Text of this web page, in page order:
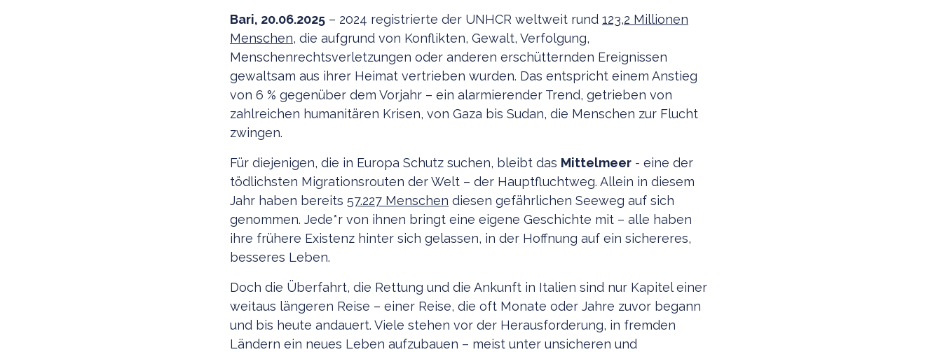
Bari, 20.06.2025 – 2024 registrierte der UNHCR weltweit rund 123,2 Millionen
Menschen, die aufgrund von Konflikten, Gewalt, Verfolgung,
Menschenrechtsverletzungen oder anderen erschütternden Ereignissen
gewaltsam aus ihrer Heimat vertrieben wurden. Das entspricht einem Anstieg
von 6 % gegenüber dem Vorjahr – ein alarmierender Trend, getrieben von
zahlreichen humanitären Krisen, von Gaza bis Sudan, die Menschen zur Flucht
zwingen.
Für diejenigen, die in Europa Schutz suchen, bleibt das Mittelmeer - eine der
tödlichsten Migrationsrouten der Welt – der Hauptfluchtweg. Allein in diesem
Jahr haben bereits 57.227 Menschen diesen gefährlichen Seeweg auf sich
genommen. Jede*r von ihnen bringt eine eigene Geschichte mit – alle haben
ihre frühere Existenz hinter sich gelassen, in der Hoffnung auf ein sichereres,
besseres Leben.
Doch die Überfahrt, die Rettung und die Ankunft in Italien sind nur Kapitel einer
weitaus längeren Reise – einer Reise, die oft Monate oder Jahre zuvor begann
und bis heute andauert. Viele stehen vor der Herausforderung, in fremden
Ländern ein neues Leben aufzubauen – meist unter unsicheren und